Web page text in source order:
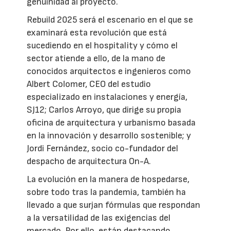
Rebuild 2025 será el escenario en el que se
examinará esta revolución que está
sucediendo en el hospitality y cómo el
sector atiende a ello, de la mano de
conocidos arquitectos e ingenieros como
Albert Colomer, CEO del estudio
especializado en instalaciones y energía,
SJ12; Carlos Arroyo, que dirige su propia
oficina de arquitectura y urbanismo basada
en la innovación y desarrollo sostenible; y
Jordi Fernández, socio co-fundador del
despacho de arquitectura On-A.
La evolución en la manera de hospedarse,
sobre todo tras la pandemia, también ha
llevado a que surjan fórmulas que respondan
a la versatilidad de las exigencias del